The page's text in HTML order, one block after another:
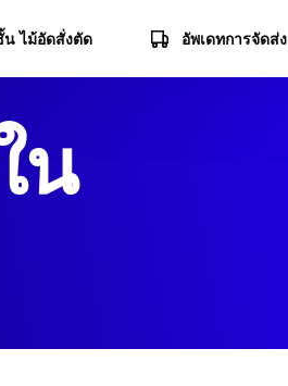
ไม้อัดสั่งตัด อัพเดทการจัดส่ง
น